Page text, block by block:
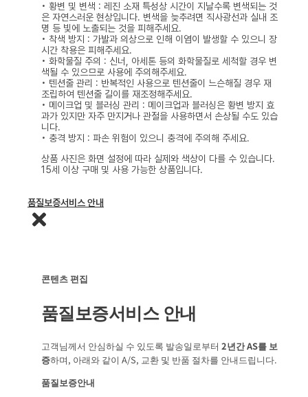
• 황변 및 변색 : 레진 소재 특성상 시간이 지날수록 변색되는 것
은 자연스러운 현상입니다. 변색을 늦추려면 직사광선과 실내 조
명 등 빛에 노출되는 것을 피해주세요.
• 착색 방지 : 가발과 의상으로 인해 이염이 발생할 수 있으니 장
시간 착용은 피해주세요.
• 화학물질 주의 : 신너, 아세톤 등의 화학물질로 세척할 경우 변
색될 수 있으므로 사용에 주의해주세요.
• 텐션줄 관리 : 반복적인 사용으로 텐션줄이 느슨해질 경우 재
조립하여 텐션줄 길이를 재조정해주세요.
• 메이크업 및 블러싱 관리 : 메이크업과 블러싱은 황변 방지 효
과가 있지만 자주 만지거나 관절을 사용하면서 손상될 수도 있습
니다.
• 충격 방지 : 파손 위험이 있으니 충격에 주의해 주세요.
상품 사진은 화면 설정에 따라 실제와 색상이 다를 수 있습니다.
15세 이상 구매 및 사용 가능한 상품입니다.
품질보증서비스 안내
콘텐츠 편집
품질보증서비스 안내
고객님께서 안심하실 수 있도록 발송일로부터 2년간 AS를 보
증하며, 아래와 같이 A/S, 교환 및 반품 절차를 안내드립니다.
품질보증안내